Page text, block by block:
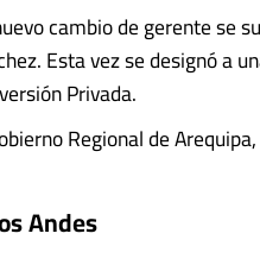
cambio de gerente se
Esta vez se designó a
Privada.
Regional de
Andes